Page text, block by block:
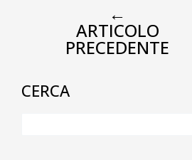
←
ARTICOLO
PRECEDENTE
CERCA